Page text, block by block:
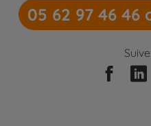
05 62 97 46 46